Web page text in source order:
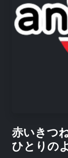
赤いきつ
ひとりの